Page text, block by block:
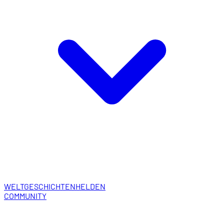
WELTGESCHICHTENHELDEN
COMMUNITY